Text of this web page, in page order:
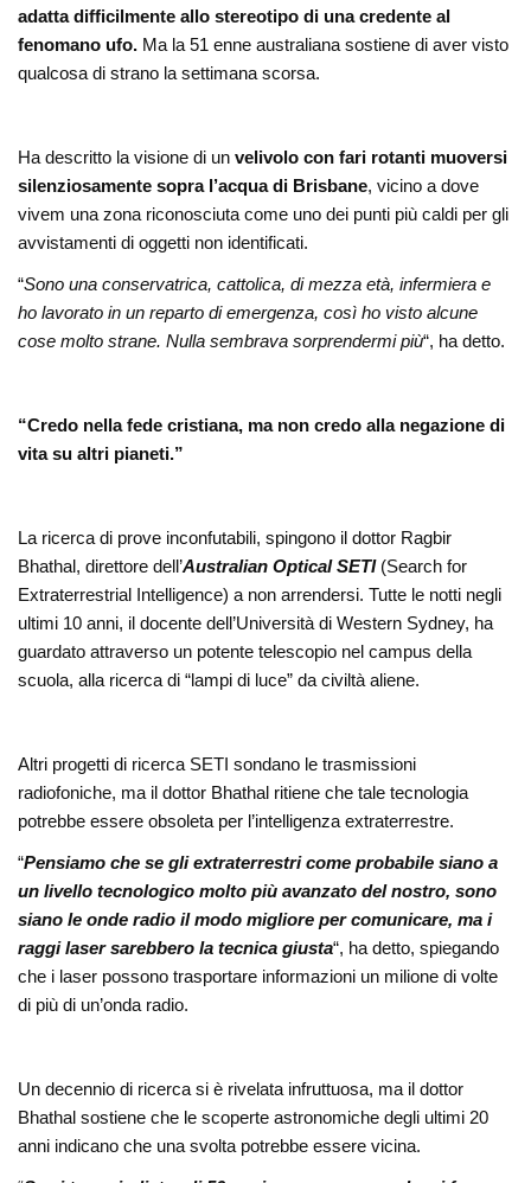
adatta difficilmente allo stereotipo di una credente al
fenomano ufo. Ma la 51 enne australiana sostiene di aver visto
qualcosa di strano la settimana scorsa.
Ha descritto la visione di unvelivolo con fari rotanti muoversi
silenziosamente sopra l’acqua di Brisbane, vicino a dove
vivem una zona riconosciuta come uno dei punti più caldi per gli
avvistamenti di oggetti non identificati.
“Sono una conservatrica, cattolica, di mezza età, infermiera e
ho lavorato in un reparto di emergenza, così ho visto alcune
cose molto strane. Nulla sembrava sorprendermi più“, ha detto.
“Credo nella fede cristiana, ma non credo alla negazione di
vita su altri pianeti.”
La ricerca di prove inconfutabili, spingono il dottor Ragbir
Bhathal, direttore dell’Australian Optical SETI(Search for
Extraterrestrial Intelligence) a non arrendersi. Tutte le notti negli
ultimi 10 anni, il docente dell’Università di Western Sydney, ha
guardato attraverso un potente telescopio nel campus della
scuola, alla ricerca di “lampi di luce” da civiltà aliene.
Altri progetti di ricerca SETI sondano le trasmissioni
radiofoniche, ma il dottor Bhathal ritiene che tale tecnologia
potrebbe essere obsoleta per l’intelligenza extraterrestre.
“Pensiamo che se gli extraterrestri come probabile siano a
un livello tecnologico molto più avanzato del nostro, sono
siano le onde radio il modo migliore per comunicare, ma i
raggi laser sarebbero la tecnica giusta“, ha detto, spiegando
che i laser possono trasportare informazioni un milione di volte
di più di un’onda radio.
Un decennio di ricerca si è rivelata infruttuosa, ma il dottor
Bhathal sostiene che le scoperte astronomiche degli ultimi 20
anni indicano che una svolta potrebbe essere vicina.